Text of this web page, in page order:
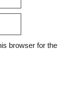
browser for the